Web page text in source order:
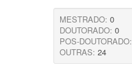
MESTRADO: 0
DOUTORADO: 0
POS-DOUTORADO:
OUTRAS: 24